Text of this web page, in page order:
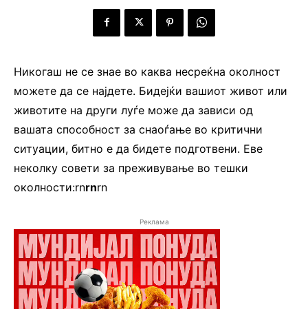
Никогаш не се знае во каква несреќна околност
можете да се најдете. Бидејќи вашиот живот или
животите на други луѓе може да зависи од
вашата способност за снаоѓање во критични
ситуации, битно е да бидете подготвени. Еве
неколку совети за преживување во тешки
околности:rnrnrn
Реклама